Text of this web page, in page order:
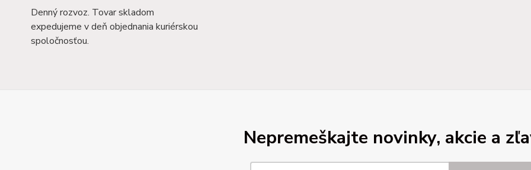
Denný rozvoz. Tovar skladom
expedujeme v deň objednania kuriérskou
spoločnosťou.
Nepremeškajte novinky, akcie a